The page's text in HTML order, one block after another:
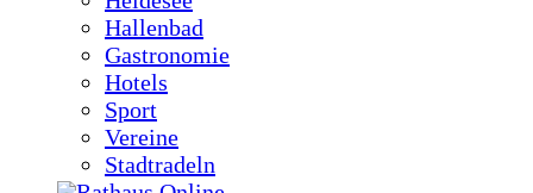
Hallenbad
Gastronomie
Hotels
Sport
Vereine
Stadtradeln